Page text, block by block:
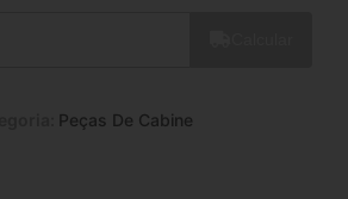
Peças De Cabine